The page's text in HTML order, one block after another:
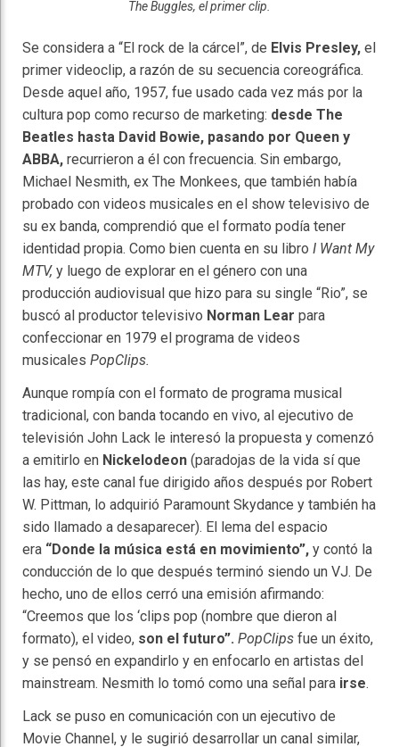
The Buggles, el primer clip.
Se considera a “El rock de la cárcel”, de Elvis Presley, el
primer videoclip, a razón de su secuencia coreográfica.
Desde aquel año, 1957, fue usado cada vez más por la
cultura pop como recurso de marketing: desde The
Beatles hasta David Bowie, pasando por Queen y
ABBA, recurrieron a él con frecuencia. Sin embargo,
Michael Nesmith, ex The Monkees, que también había
probado con videos musicales en el show televisivo de
su ex banda, comprendió que el formato podía tener
identidad propia. Como bien cuenta en su libro I Want My
MTV, y luego de explorar en el género con una
producción audiovisual que hizo para su single “Rio”, se
buscó al productor televisivo Norman Lear para
confeccionar en 1979 el programa de videos
musicales PopClips.
Aunque rompía con el formato de programa musical
tradicional, con banda tocando en vivo, al ejecutivo de
televisión John Lack le interesó la propuesta y comenzó
a emitirlo en Nickelodeon (paradojas de la vida sí que
las hay, este canal fue dirigido años después por Robert
W. Pittman, lo adquirió Paramount Skydance y también ha
sido llamado a desaparecer). El lema del espacio
era “Donde la música está en movimiento”, y contó la
conducción de lo que después terminó siendo un VJ. De
hecho, uno de ellos cerró una emisión afirmando:
“Creemos que los ‘clips pop (nombre que dieron al
formato), el video, son el futuro”. PopClips fue un éxito,
y se pensó en expandirlo y en enfocarlo en artistas del
mainstream. Nesmith lo tomó como una señal para irse.
Lack se puso en comunicación con un ejecutivo de
Movie Channel, y le sugirió desarrollar un canal similar,